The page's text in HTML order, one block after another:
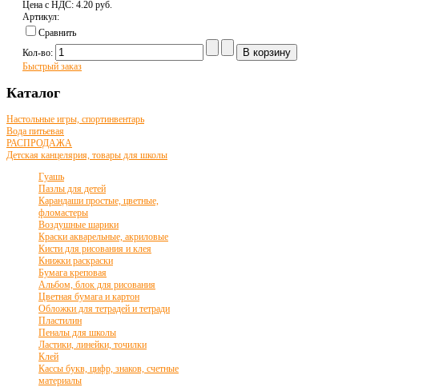
Цена с НДС: 4.20 pуб.
Артикул:
Сравнить
Кол-во:
Быстрый заказ
Каталог
Настольные игры, спортинвентарь
Вода питьевая
РАСПРОДАЖА
Детская канцелярия, товары для школы
Гуашь
Пазлы для детей
Карандаши простые, цветные,
фломастеры
Воздушные шарики
Краски акварельные, акриловые
Кисти для рисования и клея
Книжки раскраски
Бумага креповая
Альбом, блок для рисования
Цветная бумага и картон
Обложки для тетрадей и тетради
Пластилин
Пеналы для школы
Ластики, линейки, точилки
Клей
Кассы букв, цифр, знаков, счетные
материалы